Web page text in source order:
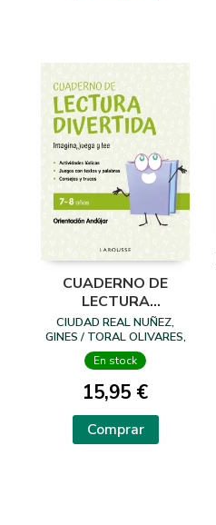
CUADERNO DE
LECTURA
DIVERTIDA 7-8
AÑOS
CIUDAD REAL NUÑEZ,
GINES / TORAL OLIVARES,
ANTONIA
En stock
15,95 €
Comprar